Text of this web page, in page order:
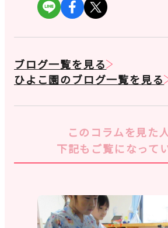
ブログ一覧を見る
ひよこ園のブログ一覧を見る
このコラムを見た
下記もご覧になって